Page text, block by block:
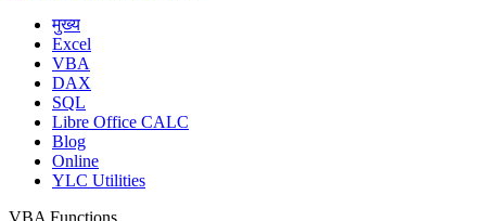
मुख्य
Excel
VBA
DAX
SQL
Libre Office CALC
Blog
Online
YLC Utilities
VBA Functions